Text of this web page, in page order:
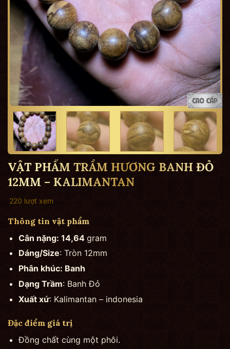
VẬT PHẨM TRẦM HƯƠNG BANH ĐỎ
12MM – KALIMANTAN
220 lượt xem
Thông tin vật phẩm
Cân nặng: 14,64 gram
Dáng/Size: Tròn 12mm
Phân khúc: Banh
Dạng Trầm: Banh Đỏ
Xuất xứ: Kalimantan – indonesia
Đặc điểm giá trị
Đồng chất cùng một phôi.